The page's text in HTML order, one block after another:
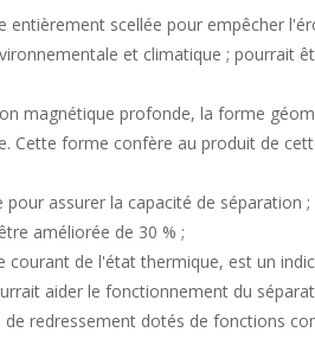
scellée pour empêcher
et climatique ; pourrait
magnétique profonde, la forme
Cette forme confère au produit de
assurer la capacité de séparation
améliorée de 30 % ;
courant de l'état thermique, est un
aider le fonctionnement du
redressement dotés de fonctions